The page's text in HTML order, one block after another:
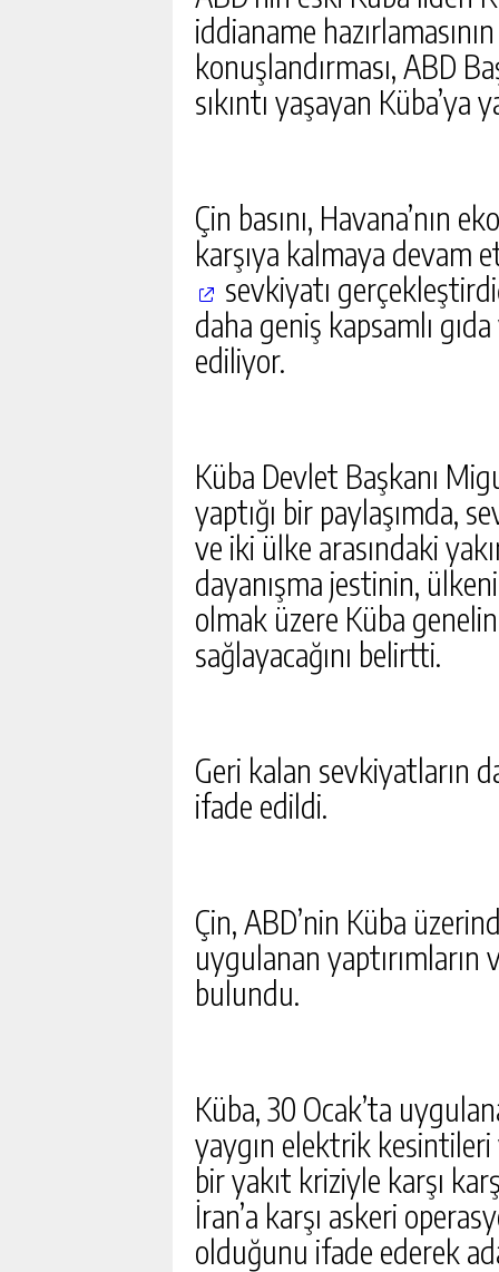
iddianame
konuşlandırması, ABD
sıkıntı yaşayan Küba’ya
Çin basını, Havana’nın
karşıya kalmaya devam
sevkiyatı
daha geniş kapsamlı
ediliyor.
Küba Devlet Başkanı
yaptığı bir paylaşımda,
ve iki ülke arasındaki
dayanışma jestinin,
olmak üzere Küba
sağlayacağını belirtti.
Geri kalan sevkiyatların
ifade edildi.
Çin, ABD’nin Küba
uygulanan yaptırımların
bulundu.
Küba, 30 Ocak’ta
yaygın elektrik
bir yakıt kriziyle karşı
İran’a karşı askeri
olduğunu ifade ederek
GÜNLÜK HABER
ORTASINDA KATLEDILDI